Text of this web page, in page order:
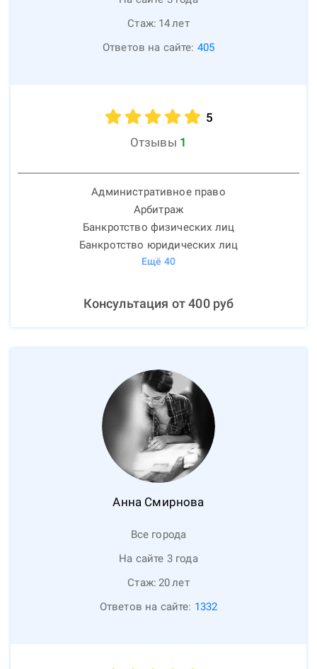
Стаж: 14лет
Ответов на сайте: 405
5
Отзывы 1
Административное право
Арбитраж
Банкротство физических лиц
Банкротство юридических лиц
Ещё 40
Консультация от400руб
Анна Смирнова
Все города
На сайте 3 года
Стаж: 20лет
Ответов на сайте: 1332